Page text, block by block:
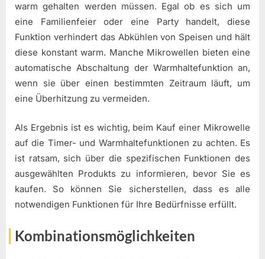
warm gehalten werden müssen. Egal ob es sich um
eine Familienfeier oder eine Party handelt, diese
Funktion verhindert das Abkühlen von Speisen und hält
diese konstant warm. Manche Mikrowellen bieten eine
automatische Abschaltung der Warmhaltefunktion an,
wenn sie über einen bestimmten Zeitraum läuft, um
eine Überhitzung zu vermeiden.
Als Ergebnis ist es wichtig, beim Kauf einer Mikrowelle
auf die Timer- und Warmhaltefunktionen zu achten. Es
ist ratsam, sich über die spezifischen Funktionen des
ausgewählten Produkts zu informieren, bevor Sie es
kaufen. So können Sie sicherstellen, dass es alle
notwendigen Funktionen für Ihre Bedürfnisse erfüllt.
Kombinationsmöglichkeiten